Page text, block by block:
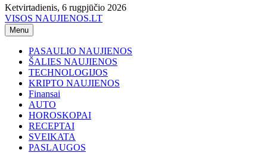
Ketvirtadienis, 6 rugpjūčio 2026
VISOS NAUJIENOS.LT
Menu
PASAULIO NAUJIENOS
ŠALIES NAUJIENOS
TECHNOLOGIJOS
KRIPTO NAUJIENOS
Finansai
AUTO
HOROSKOPAI
RECEPTAI
SVEIKATA
PASLAUGOS